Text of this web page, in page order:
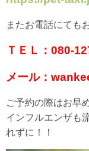
またお電話にても
ＴＥＬ：080-
メール：
ご予約の際はお早
インフルエンザも
れずに！！